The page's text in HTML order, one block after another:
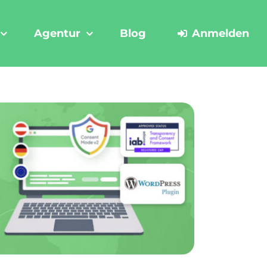
Agentur Blog Anmelden